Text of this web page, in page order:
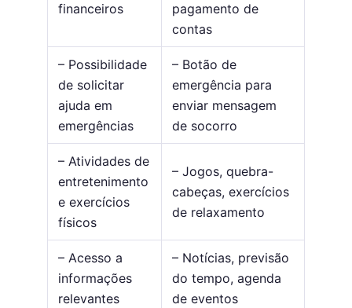
financeiros
pagamento de
contas
– Possibilidade
de solicitar
ajuda em
emergências
– Botão de
emergência para
enviar mensagem
de socorro
– Atividades de
entretenimento
e exercícios
físicos
– Jogos, quebra-
cabeças, exercícios
de relaxamento
– Acesso a
informações
relevantes
– Notícias, previsão
do tempo, agenda
de eventos